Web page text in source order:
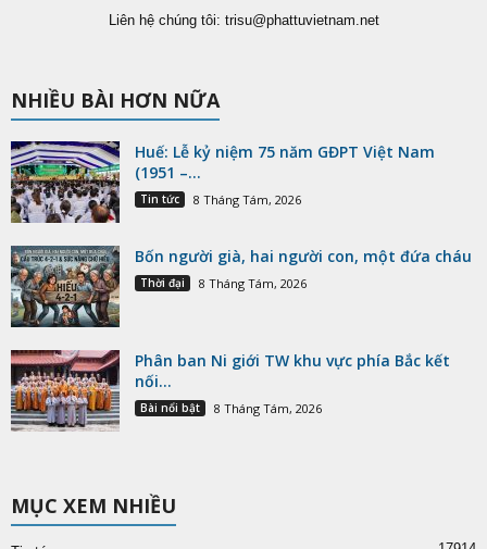
Liên hệ chúng tôi: trisu@phattuvietnam.net
NHIỀU BÀI HƠN NỮA
Huế: Lễ kỷ niệm 75 năm GĐPT Việt Nam
(1951 –...
Tin tức 8 Tháng Tám, 2026
Bốn người già, hai người con, một đứa cháu
Thời đại 8 Tháng Tám, 2026
Phân ban Ni giới TW khu vực phía Bắc kết
nối...
Bài nổi bật 8 Tháng Tám, 2026
MỤC XEM NHIỀU